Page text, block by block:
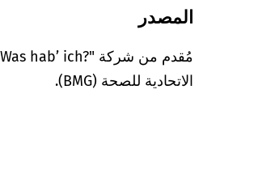
المصدر
الاتحادية للصحة (BMG).